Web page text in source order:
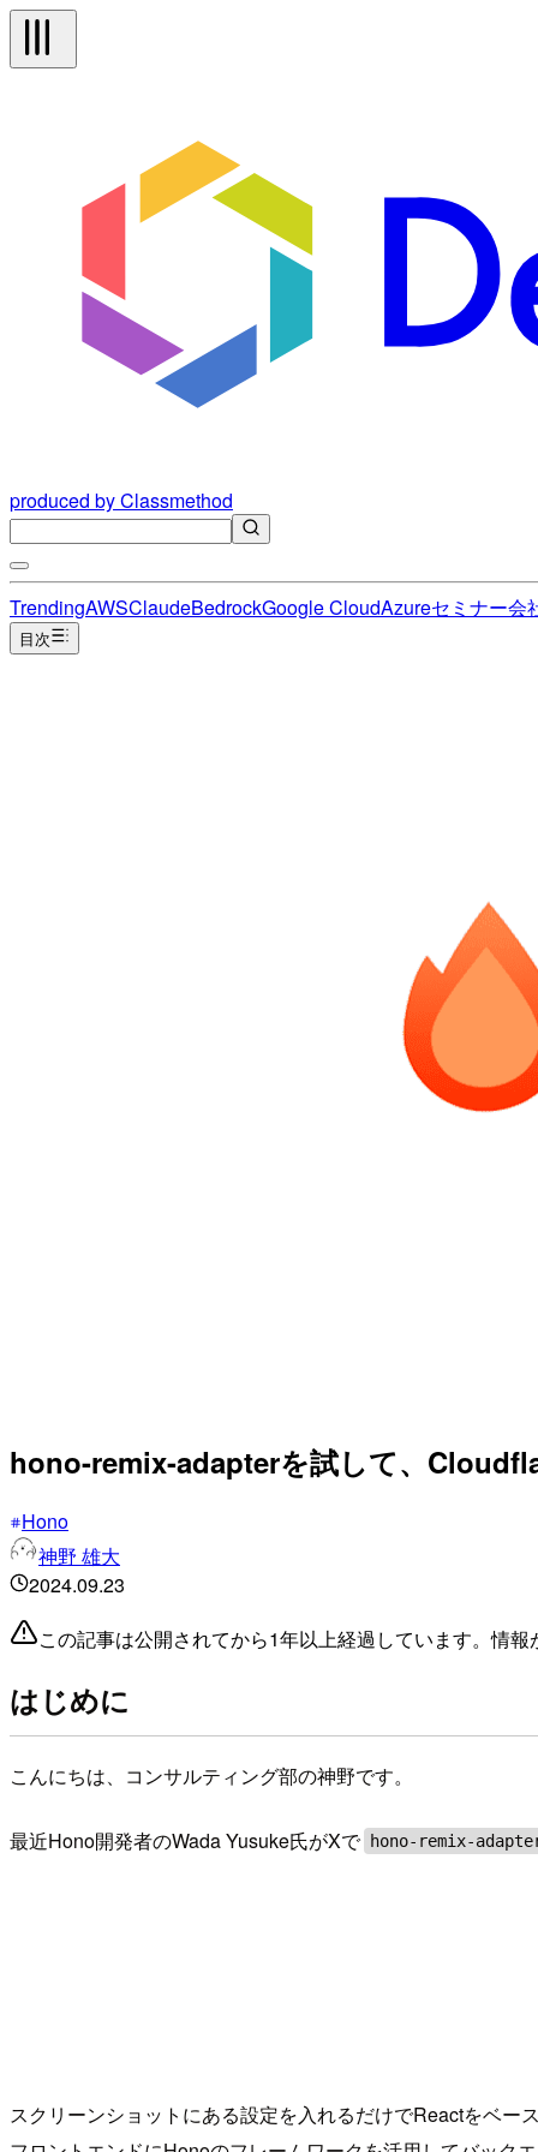
produced by Classmethod
TrendingAWSClaudeBedrockGoogle CloudAzureセミナー会
目次
hono-remix-adapterを試して、
Hono
神野 雄大
2024.09.23
この記事は公開されてから1年以上経過しています。情
はじめに
こんにちは、コンサルティング部の神野です。
最近Hono開発者のWada Yusuke氏がXで hono-remix-
スクリーンショットにある設定を入れるだけでReactをベー